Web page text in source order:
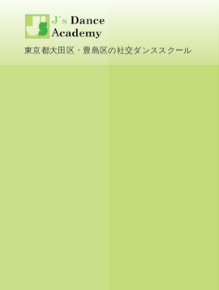
東京都大田区・豊島区の社交ダンススクール